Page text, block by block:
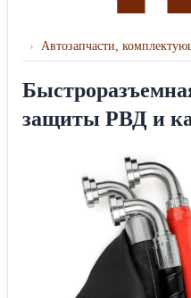
› Автозапчасти,
защиты РВД и